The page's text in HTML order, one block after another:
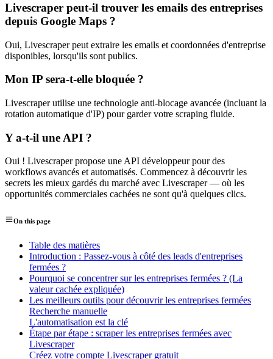
Livescraper peut-il trouver les emails des entreprises
depuis Google Maps ?
Oui, Livescraper peut extraire les emails et coordonnées d'entreprise
disponibles, lorsqu'ils sont publics.
Mon IP sera-t-elle bloquée ?
Livescraper utilise une technologie anti-blocage avancée (incluant la
rotation automatique d'IP) pour garder votre scraping fluide.
Y a-t-il une API ?
Oui ! Livescraper propose une API développeur pour des
workflows avancés et automatisés. Commencez à découvrir les
secrets les mieux gardés du marché avec Livescraper — où les
opportunités commerciales cachées ne sont qu'à quelques clics.
On this page
Table des matières
Introduction : Passez-vous à côté des leads d'entreprises
fermées ?
Pourquoi se concentrer sur les entreprises fermées ? (La
valeur cachée expliquée)
Les meilleurs outils pour découvrir les entreprises fermées
Recherche manuelle
L'automatisation est la clé
Étape par étape : scraper les entreprises fermées avec
Livescraper
Créez votre compte Livescraper gratuit